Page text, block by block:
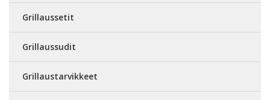
Grillaussetit
Grillaussudit
Grillaustarvikkeet